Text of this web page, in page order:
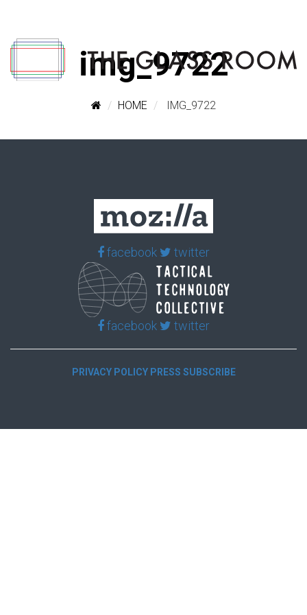
img_9722
HOME IMG_9722
facebook twitter
facebook twitter
PRIVACY POLICY PRESS SUBSCRIBE